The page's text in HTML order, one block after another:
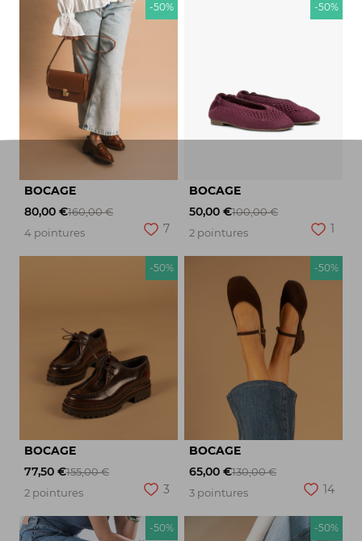
-50%
BOCAGE
80,00 €160,00 €
4 pointures
7
-50%
BOCAGE
50,00 €100,00 €
2 pointures
1
-50%
BOCAGE
77,50 €155,00 €
2 pointures
3
-50%
BOCAGE
65,00 €130,00 €
3 pointures
14
-50% -50%